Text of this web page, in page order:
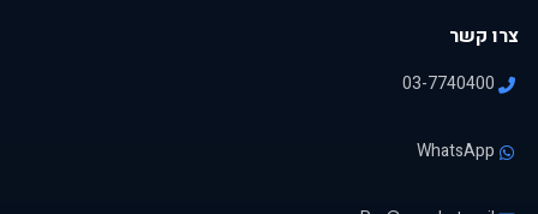
צרו קשר
03-7740400
WhatsApp